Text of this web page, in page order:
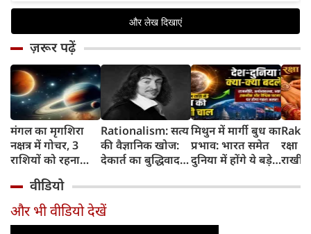
ज़रूर पढ़ें
मंगल का मृगशिरा
नक्षत्र में गोचर, 3
राशियों को रहना
सावधान
Rationalism: सत्य
की वैज्ञानिक खोज:
देकार्त का बुद्धिवाद
का जन्म
मिथुन में मार्गी बुध का
प्रभाव: भारत समेत
दुनिया में होंगे ये बड़े
रक्षा
राखी
वीडियो
और भी वीडियो देखें